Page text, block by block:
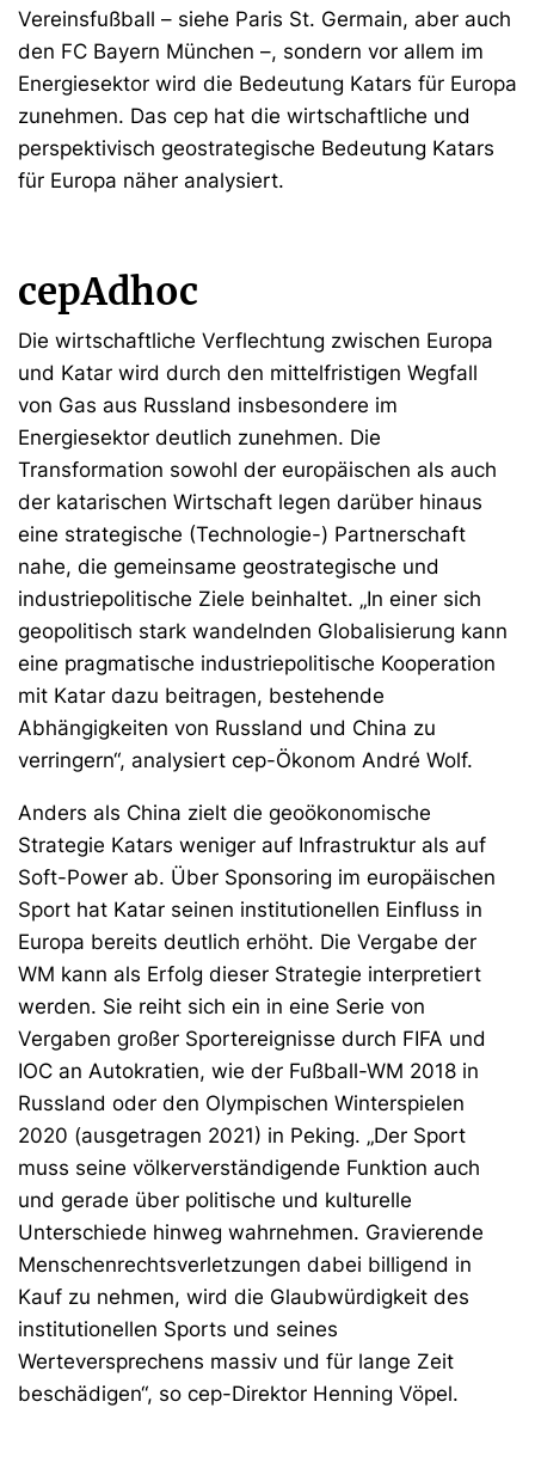
Vereinsfußball – siehe Paris St. Germain, aber auch
den FC Bayern München –, sondern vor allem im
Energiesektor wird die Bedeutung Katars für Europa
zunehmen. Das cep hat die wirtschaftliche und
perspektivisch geostrategische Bedeutung Katars
für Europa näher analysiert.
cepAdhoc
Die wirtschaftliche Verflechtung zwischen Europa
und Katar wird durch den mittelfristigen Wegfall
von Gas aus Russland insbesondere im
Energiesektor deutlich zunehmen. Die
Transformation sowohl der europäischen als auch
der katarischen Wirtschaft legen darüber hinaus
eine strategische (Technologie-) Partnerschaft
nahe, die gemeinsame geostrategische und
industriepolitische Ziele beinhaltet. „In einer sich
geopolitisch stark wandelnden Globalisierung kann
eine pragmatische industriepolitische Kooperation
mit Katar dazu beitragen, bestehende
Abhängigkeiten von Russland und China zu
verringern“, analysiert cep-Ökonom André Wolf.
Anders als China zielt die geoökonomische
Strategie Katars weniger auf Infrastruktur als auf
Soft-Power ab. Über Sponsoring im europäischen
Sport hat Katar seinen institutionellen Einfluss in
Europa bereits deutlich erhöht. Die Vergabe der
WM kann als Erfolg dieser Strategie interpretiert
werden. Sie reiht sich ein in eine Serie von
Vergaben großer Sportereignisse durch FIFA und
IOC an Autokratien, wie der Fußball-WM 2018 in
Russland oder den Olympischen Winterspielen
2020 (ausgetragen 2021) in Peking. „Der Sport
muss seine völkerverständigende Funktion auch
und gerade über politische und kulturelle
Unterschiede hinweg wahrnehmen. Gravierende
Menschenrechtsverletzungen dabei billigend in
Kauf zu nehmen, wird die Glaubwürdigkeit des
institutionellen Sports und seines
Werteversprechens massiv und für lange Zeit
beschädigen“, so cep-Direktor Henning Vöpel.